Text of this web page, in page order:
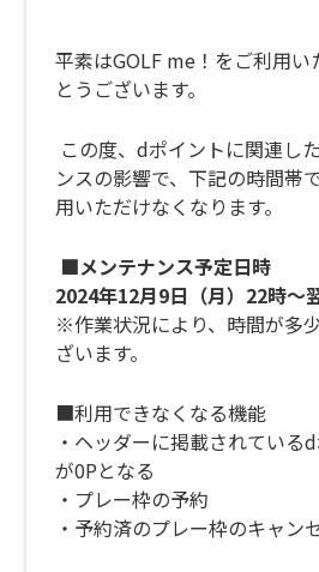
平素はGOLF me！をご利用い
とうございます。
この度、dポイントに関連し
ンスの影響で、下記の時間帯
用いただけなくなります。
■メンテナンス予定日時
2024年12月9日（月）22時～
※作業状況により、時間が多
ざいます。
■利用できなくなる機能
・ヘッダーに掲載されている
が0Pとなる
・プレー枠の予約
・予約済のプレー枠のキャン